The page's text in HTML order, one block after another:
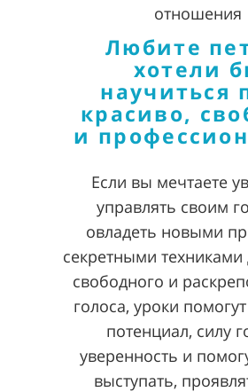
отношения
Любите
хотели
научиться
красиво,
и
Если вы мечтаете
управлять своим
овладеть новыми
секретными техниками
свободного и
голоса, уроки
потенциал, силу
уверенность и
выступать,